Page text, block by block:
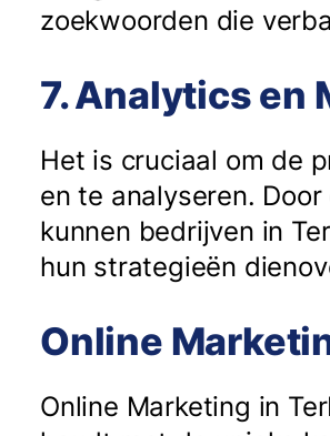
zoekwoorden die
7. Analytics en
Het is cruciaal om de
en te analyseren.
kunnen bedrijven in
hun strategieën
Online
Online Marketing in